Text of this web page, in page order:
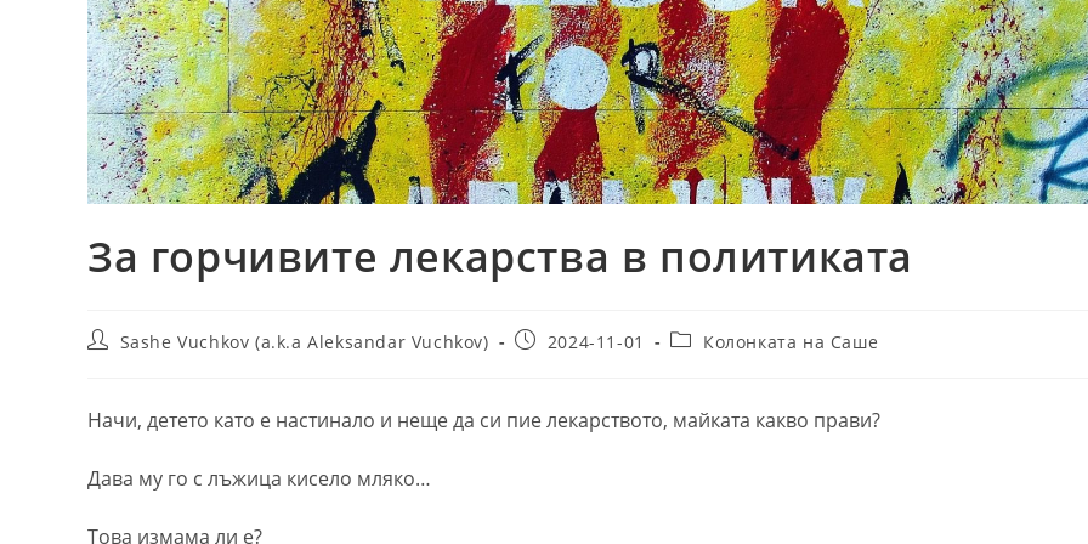
За горчивите лекарства в политиката
PostSashe Vuchkov (a.k.a Aleksandar Vuchkov)
Post2024-11-01
PostКолонката на Саше
Начи, детето като е настинало и неще да си пие лекарството, майката какво прави?
Дава му го с лъжица кисело мляко…
Това измама ли е?